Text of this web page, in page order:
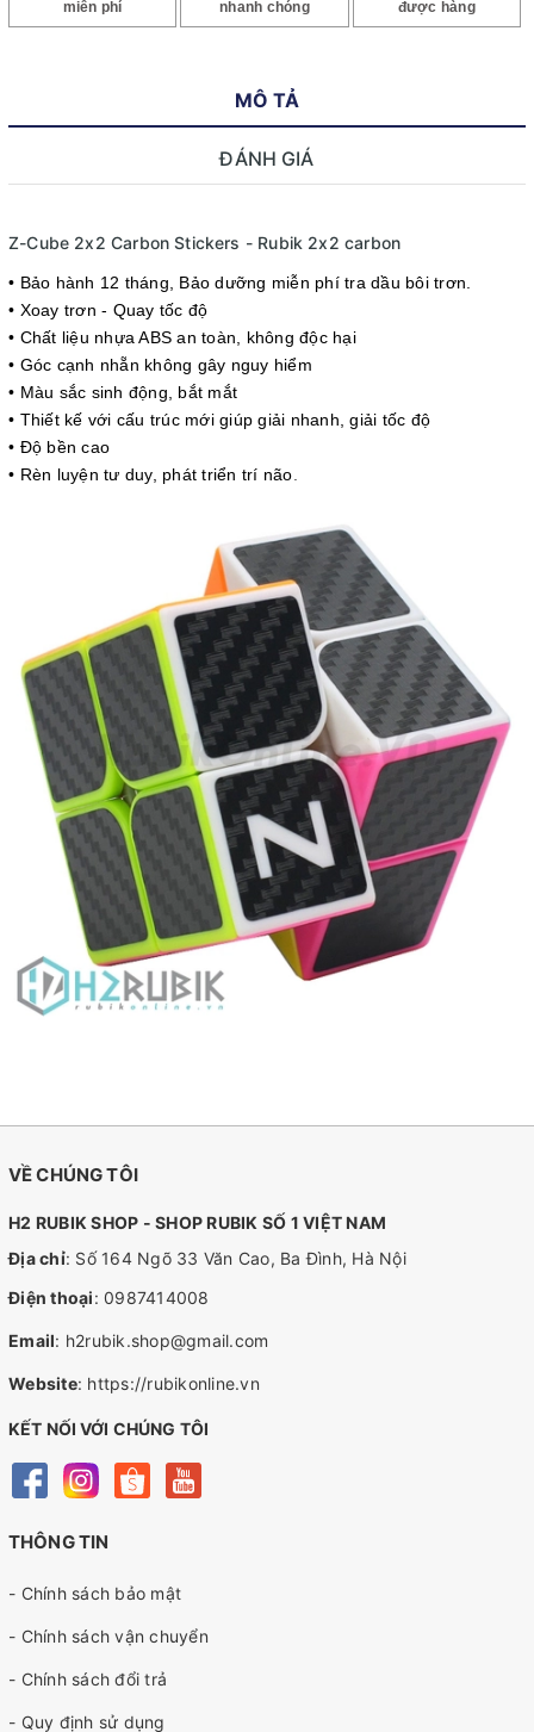
miễn phí
nhanh chóng
được hàng
MÔ TẢ
ĐÁNH GIÁ
Z-Cube 2x2 Carbon Stickers - Rubik 2x2 carbon
• Bảo hành 12 tháng, Bảo dưỡng miễn phí tra dầu bôi trơn.
• Xoay trơn - Quay tốc độ
• Chất liệu nhựa ABS an toàn, không độc hại
• Góc cạnh nhẵn không gây nguy hiểm
• Màu sắc sinh động, bắt mắt
• Thiết kế với cấu trúc mới giúp giải nhanh, giải tốc độ
• Độ bền cao
• Rèn luyện tư duy, phát triển trí não.
VỀ CHÚNG TÔI
H2 RUBIK SHOP - SHOP RUBIK SỐ 1 VIỆT NAM
Địa chỉ: Số 164 Ngõ 33 Văn Cao, Ba Đình, Hà Nội
Điện thoại: 0987414008
Email: h2rubik.shop@gmail.com
Website: https://rubikonline.vn
KẾT NỐI VỚI CHÚNG TÔI
THÔNG TIN
- Chính sách bảo mật
- Chính sách vận chuyển
- Chính sách đổi trả
- Quy định sử dụng